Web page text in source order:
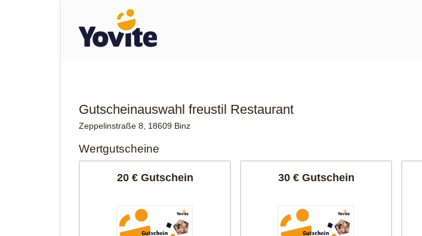
Gutscheinauswahl freustil Restaurant
Zeppelinstraße 8, 18609 Binz
Wertgutscheine
20 € Gutschein 30 € Gutschein